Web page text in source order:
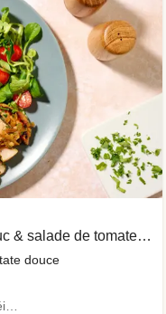
Escalope de jambon façon Poc Chuc & salade de tomates acidulée
douce